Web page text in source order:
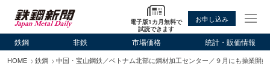
電子版1カ月無料で
試読できます
お申し込み
鉄鋼 非鉄 市場価格 統計・販価情報
HOME 鉄鋼 中国・宝山鋼鉄／ベトナム北部に鋼材加工センター／９月にも操業開始